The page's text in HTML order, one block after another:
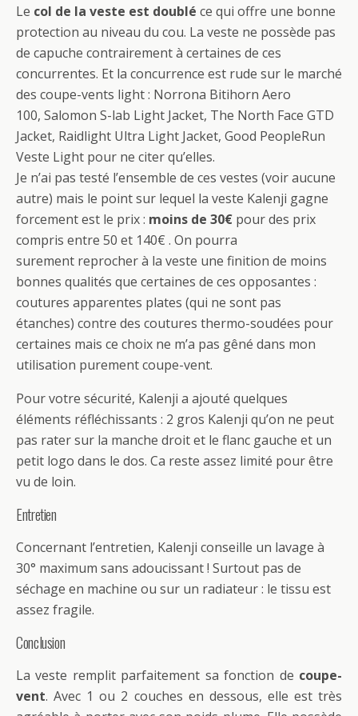
Le col de la veste est doublé ce qui offre une bonne
protection au niveau du cou. La veste ne possède pas
de capuche contrairement à certaines de ces
concurrentes. Et la concurrence est rude sur le marché
des coupe-vents light : Norrona Bitihorn Aero
100, Salomon S-lab Light Jacket, The North Face GTD
Jacket, Raidlight Ultra Light Jacket, Good PeopleRun
Veste Light pour ne citer qu’elles.
Je n’ai pas testé l’ensemble de ces vestes (voir aucune
autre) mais le point sur lequel la veste Kalenji gagne
forcement est le prix : moins de 30€ pour des prix
compris entre 50 et 140€ . On pourra
surement reprocher à la veste une finition de moins
bonnes qualités que certaines de ces opposantes :
coutures apparentes plates (qui ne sont pas
étanches) contre des coutures thermo-soudées pour
certaines mais ce choix ne m’a pas gêné dans mon
utilisation purement coupe-vent.
Pour votre sécurité, Kalenji a ajouté quelques
éléments réfléchissants : 2 gros Kalenji qu’on ne peut
pas rater sur la manche droit et le flanc gauche et un
petit logo dans le dos. Ca reste assez limité pour être
vu de loin.
Entretien
Concernant l’entretien, Kalenji conseille un lavage à
30° maximum sans adoucissant ! Surtout pas de
séchage en machine ou sur un radiateur : le tissu est
assez fragile.
Conclusion
La veste remplit parfaitement sa fonction de coupe-
vent. Avec 1 ou 2 couches en dessous, elle est très